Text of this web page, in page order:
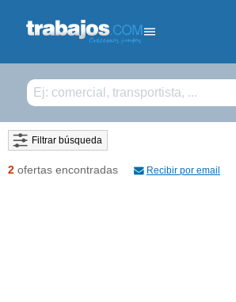
Filtrar búsqueda
2 ofertas encontradas Recibir por email